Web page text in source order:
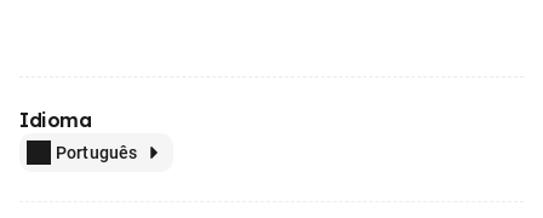
Idioma
Português